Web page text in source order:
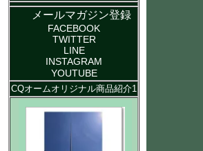
メールマガジン登録
FACEBOOK
TWITTER
LINE
INSTAGRAM
YOUTUBE
CQオームオリジナル商品紹介1